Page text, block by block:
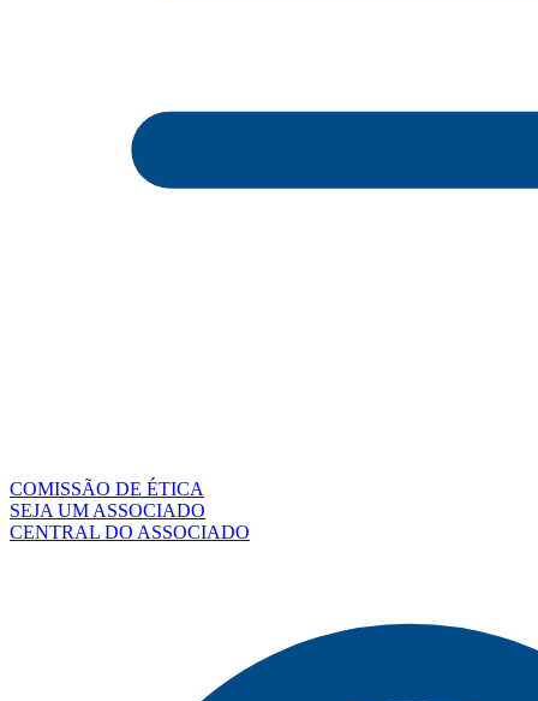
COMISSÃO DE ÉTICA
SEJA UM ASSOCIADO
CENTRAL DO ASSOCIADO